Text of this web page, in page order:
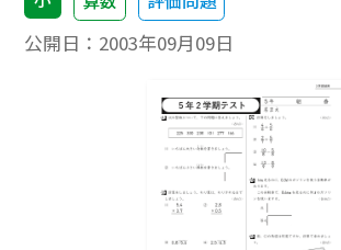
公開日： 2003年09月09日